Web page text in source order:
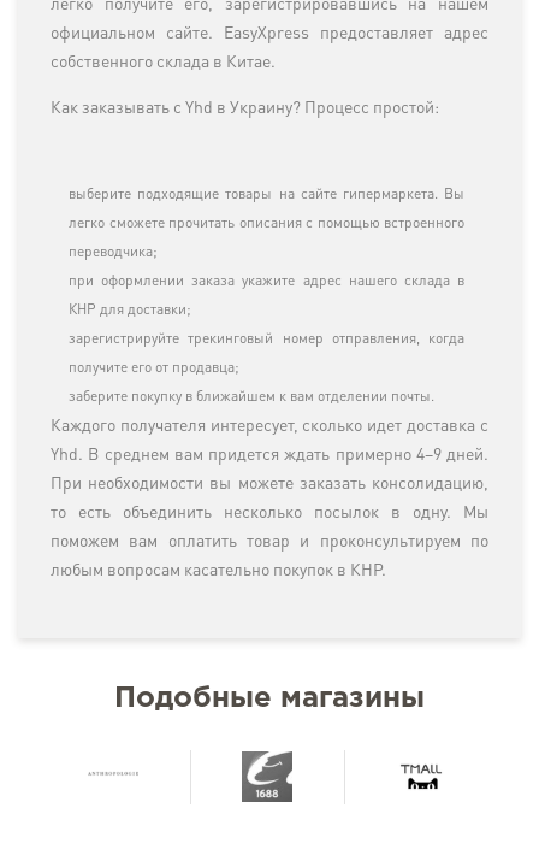
легко получите его, зарегистрировавшись на нашем
официальном сайте. EasyXpress предоставляет адрес
собственного склада в Китае.
Как заказывать с Yhd в Украину? Процесс простой:
выберите подходящие товары на сайте гипермаркета. Вы
легко сможете прочитать описания с помощью встроенного
переводчика;
при оформлении заказа укажите адрес нашего склада в
КНР для доставки;
зарегистрируйте трекинговый номер отправления, когда
получите его от продавца;
заберите покупку в ближайшем к вам отделении почты.
Каждого получателя интересует, сколько идет доставка с
Yhd. В среднем вам придется ждать примерно 4–9 дней.
При необходимости вы можете заказать консолидацию,
то есть объединить несколько посылок в одну. Мы
поможем вам оплатить товар и проконсультируем по
любым вопросам касательно покупок в КНР.
Подобные магазины